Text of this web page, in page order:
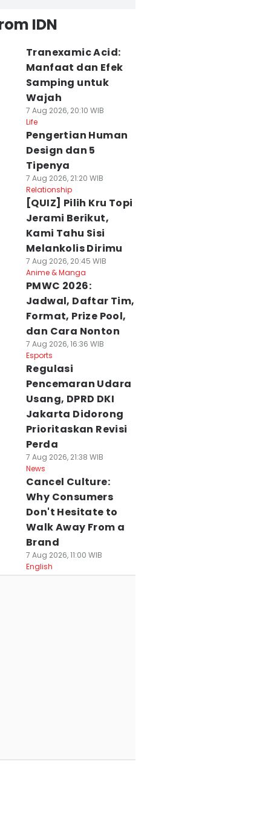
IDN
Tranexamic Acid:
Manfaat dan Efek
Samping untuk
Wajah
7 Aug 2026, 20:10 WIB
Life
Pengertian Human
Design dan 5
Tipenya
7 Aug 2026, 21:20 WIB
Relationship
[QUIZ] Pilih Kru Topi
Jerami Berikut,
Kami Tahu Sisi
Melankolis Dirimu
7 Aug 2026, 20:45 WIB
Anime & Manga
PMWC 2026:
Jadwal, Daftar Tim,
Format, Prize Pool,
dan Cara Nonton
7 Aug 2026, 16:36 WIB
Esports
Regulasi
Pencemaran Udara
Usang, DPRD DKI
Jakarta Didorong
Prioritaskan Revisi
Perda
7 Aug 2026, 21:38 WIB
News
Cancel Culture:
Why Consumers
Don't Hesitate to
Walk Away From a
Brand
7 Aug 2026, 11:00 WIB
English